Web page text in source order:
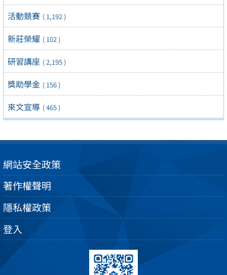
活動競賽 ( 1,192 )
新莊榮耀 ( 102 )
研習講座 ( 2,195 )
獎助學金 ( 156 )
來文宣導 ( 465 )
網站安全政策
著作權聲明
隱私權政策
登入